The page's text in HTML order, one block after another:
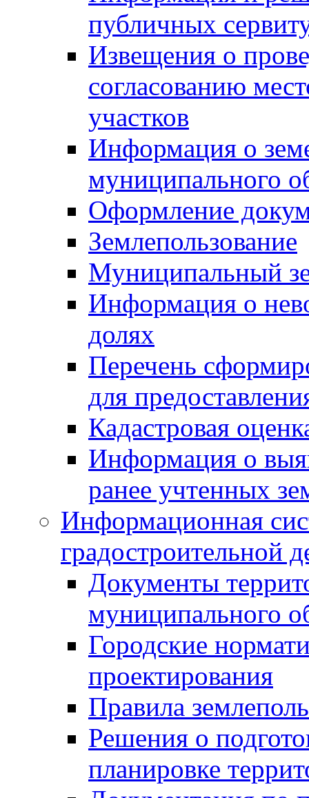
публичных
Извещения о
согласованию
участков
Информация о
муниципального
Оформление
Землепользование
Муниципальный
Информация о
долях
Перечень
для
Кадастровая
Информация о
ранее учтенных
Информационная
градостроительной
Документы
муниципального
Городские
проектирования
Правила
Решения о
планировке